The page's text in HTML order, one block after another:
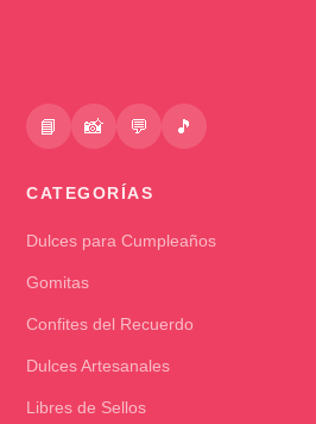
📘 📸 💬 🎵
CATEGORÍAS
Dulces para Cumpleaños
Gomitas
Confites del Recuerdo
Dulces Artesanales
Libres de Sellos